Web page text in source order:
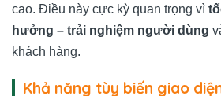
cao. Điều này cực kỳ quan trọng vì
hưởng – trải nghiệm người dùng
khách hàng.
Khả năng tùy biến giao